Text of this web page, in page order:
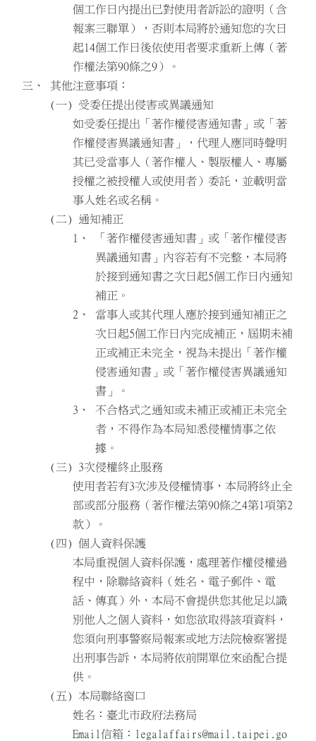
個工作日內提出已對使用者訴訟的證明（含
報案三聯單），否則本局將於通知您的次日
起14個工作日後依使用者要求重新上傳（著
作權法第90條之9）。
其他注意事項：
受委任提出侵害或異議通知
如受委任提出「著作權侵害通知書」或「著
作權侵害異議通知書」，代理人應同時聲明
其已受當事人（著作權人、製版權人、專屬
授權之被授權人或使用者）委託，並載明當
事人姓名或名稱。
通知補正
「著作權侵害通知書」或「著作權侵害
異議通知書」內容若有不完整，本局將
於接到通知書之次日起5個工作日內通知
補正。
當事人或其代理人應於接到通知補正之
次日起5個工作日內完成補正，屆期未補
正或補正未完全，視為未提出「著作權
侵害通知書」或「著作權侵害異議通知
書」。
不合格式之通知或未補正或補正未完全
者，不得作為本局知悉侵權情事之依
據。
3次侵權終止服務
使用者若有3次涉及侵權情事，本局將終止全
部或部分服務（著作權法第90條之4第1項第2
款）。
個人資料保護
本局重視個人資料保護，處理著作權侵權過
程中，除聯絡資料（姓名、電子郵件、電
話、傳真）外，本局不會提供您其他足以識
別他人之個人資料，如您欲取得該項資料，
您須向刑事警察局報案或地方法院檢察署提
出刑事告訴，本局將依前開單位來函配合提
供。
本局聯絡窗口
姓名：臺北市政府法務局
Email信箱：legalaffairs@mail.taipei.go